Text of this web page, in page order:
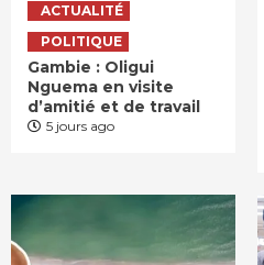
ACTUALITÉ
POLITIQUE
Gambie : Oligui
Nguema en visite
d’amitié et de travail
5 jours ago